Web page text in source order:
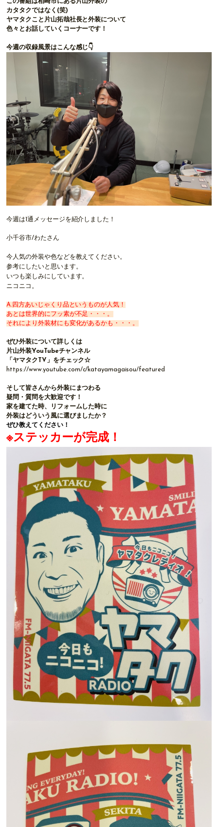
カタタクではなく(笑)
ヤマタクこと片山拓哉社長と外装について
色々とお話していくコーナーです！
今週の収録風景はこんな感じ👇
今週は1通メッセージを紹介しました！
小千谷市/わたさん
今人気の外装や色などを教えてください。
参考にしたいと思います。
いつも楽しみにしています。
ニコニコ。
A.四方あいじゃくり品というものが人気！
あとは世界的にフッ素が不足・・・。
それにより外装材にも変化があるかも・・・。
ぜひ外装について詳しくは
片山外装YouTubeチャンネル
「ヤマタクTV」をチェック☆
https://www.youtube.com/c/katayamagaisou/featured
そして皆さんから外装にまつわる
疑問・質問を大歓迎です！
家を建てた時、リフォームした時に
外装はどういう風に選びましたか？
ぜひ教えてください！
※ステッカーが完成！